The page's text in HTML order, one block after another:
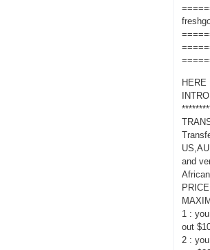
HERE
and
1 :
out
2 :